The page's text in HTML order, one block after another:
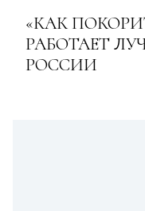
«КАК
РАБОТАЕТ
РОССИИ